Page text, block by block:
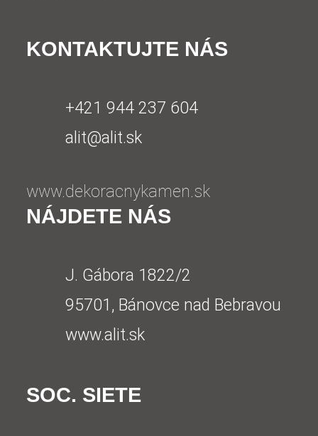
KONTAKTUJTE NÁS
+421 944 237 604
alit@alit.sk
www.dekoracnykamen.sk
NÁJDETE NÁS
J. Gábora 1822/2
95701, Bánovce nad Bebravou
www.alit.sk
SOC. SIETE